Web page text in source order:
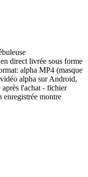
direct livrée sous forme
alpha MP4 (masque
alpha sur Android,
l'achat - fichier
montre